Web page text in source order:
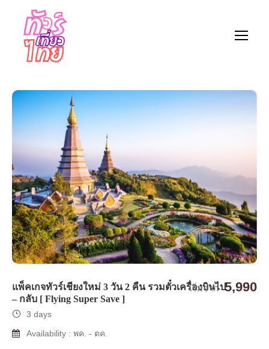
แพ็คเกจทัวร์เชียงใหม่ 3 วัน 2 คืน รวมตั๋วเครื่องบินไป
– กลับ [ Flying Super Save ]
เริ่มจาก 5,990
3 days
Availability : พค. - ตค.